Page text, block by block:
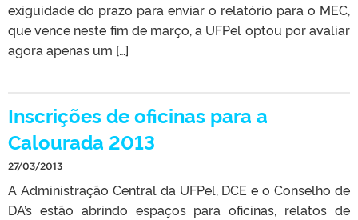
exiguidade do prazo para enviar o relatório para o MEC,
que vence neste fim de março, a UFPel optou por avaliar
agora apenas um […]
Inscrições de oficinas para a
Calourada 2013
27/03/2013
A Administração Central da UFPel, DCE e o Conselho de
DA’s estão abrindo espaços para oficinas, relatos de